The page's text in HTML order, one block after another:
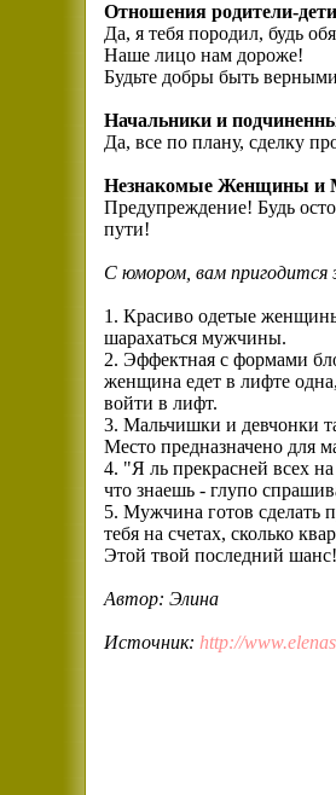
Отношения родители-
Да, я тебя породил, будь
Наше лицо нам дороже!
Будьте добры быть
Начальники и
Да, все по плану, сделку
Незнакомые Женщины и
Предупреждение! Будь
пути!
С юмором, вам пригодится
1. Красиво одетые
шарахаться мужчины.
2. Эффектная с формами
женщина едет в лифте
войти в лифт.
3. Мальчишки и девчонки
Место предназначено для
4. "Я ль прекрасней всех
что знаешь - глупо
5. Мужчина готов сделать
тебя на счетах, сколько
Этой твой последний
Автор: Элина
Источник: http://